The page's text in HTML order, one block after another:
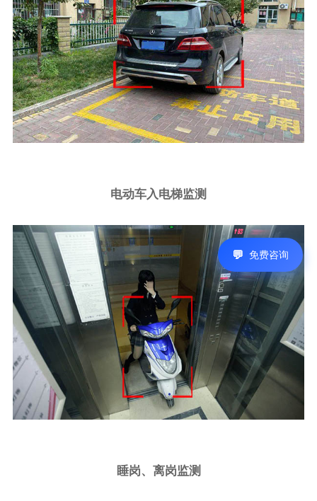
电动车入电梯监测
睡岗、离岗监测
免费咨询